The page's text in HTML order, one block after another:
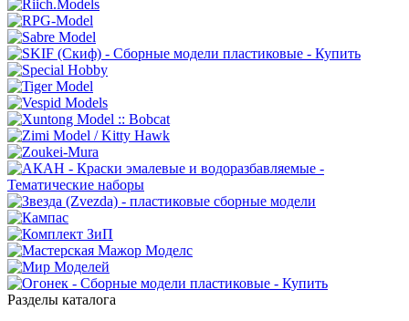
Разделы каталога